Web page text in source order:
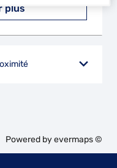
plus
Powered byevermaps ©